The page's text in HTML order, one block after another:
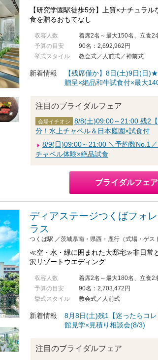
【研究学園駅徒歩5分】上質×ナチュラ
食を贈るおもてなし
収容人数
着席2名～最大150名、立食2
予算の目安
90名：2,692,962円
挙式スタイル
教会式／人前式／神前式
新着情報
【残席僅か】8日(土)9日(日
贈呈×絶品和牛試食付×最大
注目のブライダルフェア
会場イチオシ 8/8(土)09:00～21:00 残2
分！水上チャペル＆日本庭園×試食付
8/9(日)09:00～21:00 ＼予約数No.1
チャペル体験×絶品試食
ブライダルフェ
ディアステージつくばフォ
ラス
つくば駅 ／茨城県南・県西・鹿行（式場・ゲス
≪空・水・緑に囲まれた大邸宅≫非日常
沢リゾートウエディング
収容人数
着席2名～最大180名、立食2
予算の目安
90名：2,703,472円
挙式スタイル
教会式／人前式
新着情報
8月8日(土)残1【迷ったらコ
館見学×見積り相談会(8/3)
注目のブライダルフェア